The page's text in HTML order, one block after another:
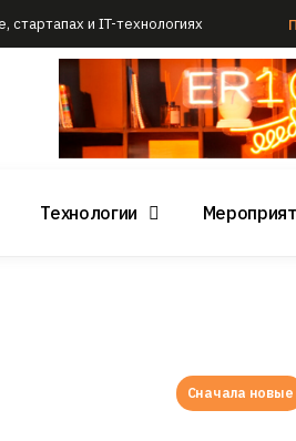
стартапах и IT-технологиях
Технологии
Сначала новые